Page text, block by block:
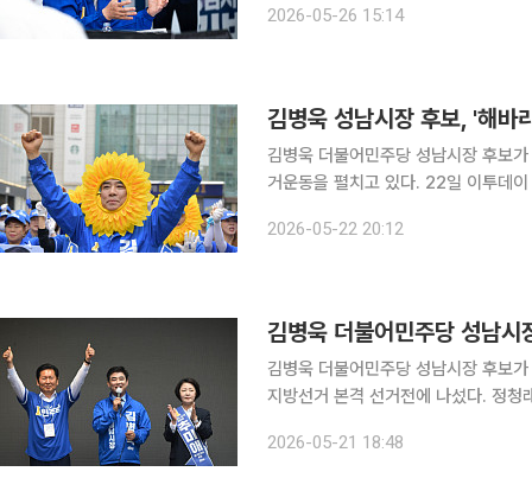
'판교테크밸리 액티브 ETF' 출시를
2026-05-26 15:14
김병욱 성남시장 후보, '해바
김병욱 더불어민주당 성남시장 후보
거운동을 펼치고 있다. 22일 이투데이 취재를 종합하면, 김 후보 캠프는 유세 현장 곳곳을 노란 해
2026-05-22 20:12
김병욱 더불어민주당 성남시장 후보
지방선거 본격 선거전에 나섰다. 정청래 더불어민주당 대표와 추미애 경기도지사 후보가 첫 유세 장
"이재명-추미애-김병욱으로 이어지
2026-05-21 18:48